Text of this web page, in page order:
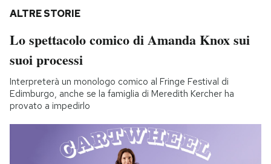
ALTRE STORIE
Lo spettacolo comico di Amanda Knox sui
suoi processi
Interpreterà un monologo comico al Fringe Festival di
Edimburgo, anche se la famiglia di Meredith Kercher ha
provato a impedirlo